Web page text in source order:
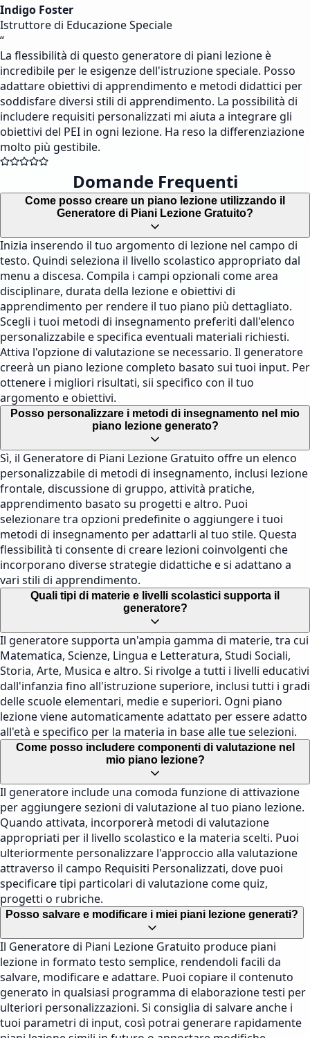
Indigo Foster
Istruttore di Educazione Speciale
“
La flessibilità di questo generatore di piani lezione è
incredibile per le esigenze dell'istruzione speciale. Posso
adattare obiettivi di apprendimento e metodi didattici per
soddisfare diversi stili di apprendimento. La possibilità di
includere requisiti personalizzati mi aiuta a integrare gli
obiettivi del PEI in ogni lezione. Ha reso la differenziazione
molto più gestibile.
Domande Frequenti
Come posso creare un piano lezione utilizzando il
Generatore di Piani Lezione Gratuito?
Inizia inserendo il tuo argomento di lezione nel campo di
testo. Quindi seleziona il livello scolastico appropriato dal
menu a discesa. Compila i campi opzionali come area
disciplinare, durata della lezione e obiettivi di
apprendimento per rendere il tuo piano più dettagliato.
Scegli i tuoi metodi di insegnamento preferiti dall'elenco
personalizzabile e specifica eventuali materiali richiesti.
Attiva l'opzione di valutazione se necessario. Il generatore
creerà un piano lezione completo basato sui tuoi input. Per
ottenere i migliori risultati, sii specifico con il tuo
argomento e obiettivi.
Posso personalizzare i metodi di insegnamento nel mio
piano lezione generato?
Sì, il Generatore di Piani Lezione Gratuito offre un elenco
personalizzabile di metodi di insegnamento, inclusi lezione
frontale, discussione di gruppo, attività pratiche,
apprendimento basato su progetti e altro. Puoi
selezionare tra opzioni predefinite o aggiungere i tuoi
metodi di insegnamento per adattarli al tuo stile. Questa
flessibilità ti consente di creare lezioni coinvolgenti che
incorporano diverse strategie didattiche e si adattano a
vari stili di apprendimento.
Quali tipi di materie e livelli scolastici supporta il
generatore?
Il generatore supporta un'ampia gamma di materie, tra cui
Matematica, Scienze, Lingua e Letteratura, Studi Sociali,
Storia, Arte, Musica e altro. Si rivolge a tutti i livelli educativi
dall'infanzia fino all'istruzione superiore, inclusi tutti i gradi
delle scuole elementari, medie e superiori. Ogni piano
lezione viene automaticamente adattato per essere adatto
all'età e specifico per la materia in base alle tue selezioni.
Come posso includere componenti di valutazione nel
mio piano lezione?
Il generatore include una comoda funzione di attivazione
per aggiungere sezioni di valutazione al tuo piano lezione.
Quando attivata, incorporerà metodi di valutazione
appropriati per il livello scolastico e la materia scelti. Puoi
ulteriormente personalizzare l'approccio alla valutazione
attraverso il campo Requisiti Personalizzati, dove puoi
specificare tipi particolari di valutazione come quiz,
progetti o rubriche.
Posso salvare e modificare i miei piani lezione generati?
Il Generatore di Piani Lezione Gratuito produce piani
lezione in formato testo semplice, rendendoli facili da
salvare, modificare e adattare. Puoi copiare il contenuto
generato in qualsiasi programma di elaborazione testi per
ulteriori personalizzazioni. Si consiglia di salvare anche i
tuoi parametri di input, così potrai generare rapidamente